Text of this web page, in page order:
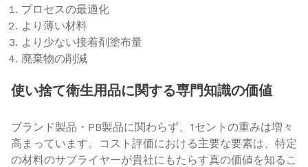
プロセスの最適化
より薄い材料
より少ない接着剤塗布量
廃棄物の削減
使い捨て衛生用品に関する専門知識の価値
ブランド製品・PB製品に関わらず、1セントの重みは増々
高まっています。コスト評価における主要な要素は、特定
の材料のサプライヤーが貴社にもたらす真の価値を知るこ